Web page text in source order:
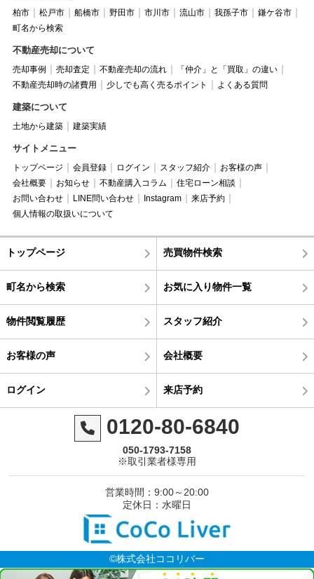
柏市 松戸市 船橋市 野田市 市川市 流山市 我孫子市
鎌ケ谷市
町名から検索
不動産売却について
売却事例 売却査定 不動産売却の流れ
「仲介」と「買取」の違い
不動産売却時の諸費用
少しでも高く売るポイント よくある質問
建築について
土地から建築 建築実績
サイトメニュー
トップページ 会員登録 ログイン スタッフ紹介
お客様の声
会社概要
お知らせ 不動産購入コラム
住宅ローン相談
お問い合わせ
LINE問い合わせ Instagram
来店予約
個人情報の取扱いについて
トップページ 売買物件検索
町名から検索 お気に入り物件一覧
物件閲覧履歴 スタッフ紹介
お客様の声 会社概要
ログイン 来店予約
0120-80-6840
050-1793-7158
※取引業者様専用
営業時間：9:00～20:00
定休日：水曜日
©株式会社ココリバー